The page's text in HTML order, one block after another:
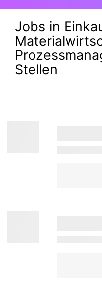
Jobs in
Stellen